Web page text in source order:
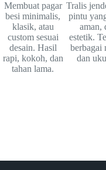
Membuat pagar
besi minimalis,
klasik, atau
custom sesuai
desain. Hasil
rapi, kokoh, dan
tahan lama.
Tralis
pintu
aman,
estetik.
berbagai
dan